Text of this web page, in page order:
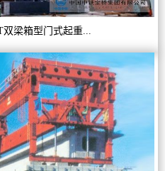
梁箱型门式起重...